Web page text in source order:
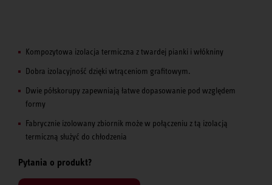
Kompozytowa izolacja termiczna z twardej pianki i włókniny
Dobra izolacyjność dzięki wtrąceniom grafitowym.
Dwie półskorupy zapewniają łatwe dopasowanie pod względem
formy
Fabrycznie izolowany zbiornik może w połączeniu z tą izolacją
termiczną służyć do chłodzenia
Pytania o produkt?